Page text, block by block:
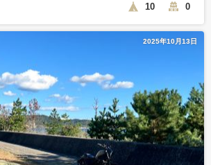
10 0
2025年10月13日